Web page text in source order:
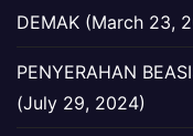
DEMAK (March 23,
PENYERAHAN
(July 29, 2024)